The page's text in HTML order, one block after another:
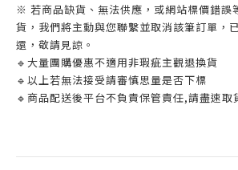
※ 若商品缺貨、無法供應，或網站標價錯誤
貨，我們將主動與您聯繫並取消該筆訂單，
還，敬請見諒。
🔹大量團購優惠不適用非瑕疵主觀退換貨
🔹以上若無法接受請審慎思量是否下標
🔹商品配送後平台不負責保管責任,請盡速取